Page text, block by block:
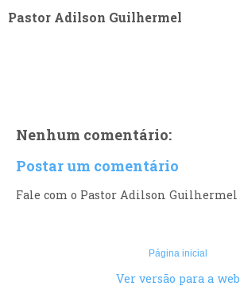
Pastor Adilson Guilhermel
Nenhum comentário:
Postar um comentário
Fale com o Pastor Adilson Guilhermel
Página inicial
Ver versão para a web